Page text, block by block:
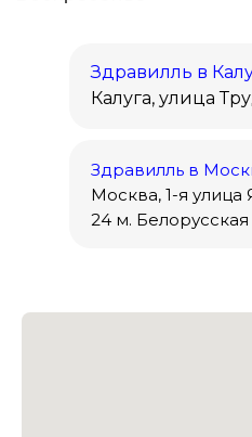
Здравилль в
Москва, 1-я улица
24 м. Белорусская
Здравилль в
Калуга, улица